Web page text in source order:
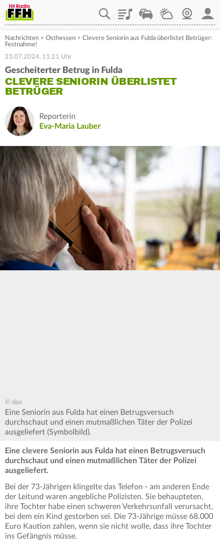
PlaylistStaupilotWetterWebcam
Nachrichten > Osthessen > Clevere Seniorin aus Fulda überlistet Betrüger:
Festnahme!
23.07.2024, 11:21 Uhr
Gescheiterter Betrug in Fulda
CLEVERE SENIORIN ÜBERLISTET
BETRÜGER
Reporterin
Eva-Maria Lauber
© dpa
Eine Seniorin aus Fulda hat einen Betrugsversuch
durchschaut und einen mutmaßlichen Täter der Polizei
ausgeliefert (Symbolbild).
Eine clevere Seniorin aus Fulda hat einen Betrugsversuch
durchschaut und einen mutmaßlichen Täter der Polizei
ausgeliefert.
Bei der 73-Jährigen klingelte das Telefon - am anderen Ende
der Leitund waren angebliche Polizisten. Sie behaupteten,
ihre Tochter habe einen schweren Verkehrsunfall verursacht,
bei dem ein Kind gestorben sei. Die 73-Jährige müsse 68.000
Euro Kaution zahlen, wenn sie nicht wolle, dass ihre Tochter
ins Gefängnis müsse.